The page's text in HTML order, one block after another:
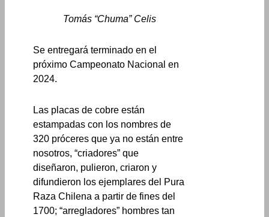
Tomás “Chuma” Celis
Se entregará terminado en el
próximo Campeonato Nacional en
2024.
Las placas de cobre están
estampadas con los nombres de
320 próceres que ya no están entre
nosotros, “criadores” que
diseñaron, pulieron, criaron y
difundieron los ejemplares del Pura
Raza Chilena a partir de fines del
1700; “arregladores” hombres tan